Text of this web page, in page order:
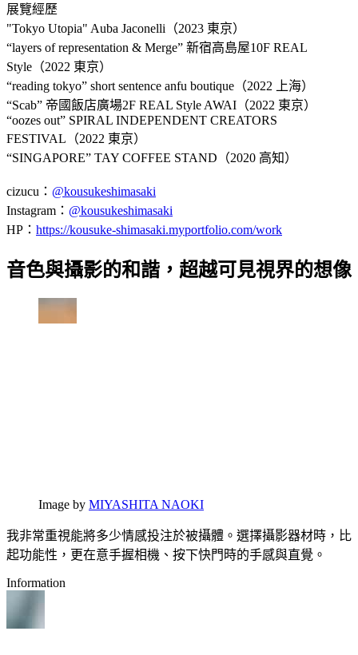
展覽經歷
"Tokyo Utopia" Auba Jaconelli（2023 東京）
“layers of representation & Merge” 新宿高島屋10F REAL
Style（2022 東京）
“reading tokyo” short sentence anfu boutique（2022 上海）
“Scab” 帝國飯店廣場2F REAL Style AWAI（2022 東京）
“oozes out” SPIRAL INDEPENDENT CREATORS
FESTIVAL（2022 東京）
“SINGAPORE” TAY COFFEE STAND（2020 高知）
cizucu： @kousukeshimasaki
Instagram： @kousukeshimasaki
HP： https://kousuke-shimasaki.myportfolio.com/work
音色與攝影的和諧，超越可見視界的想像
Image by MIYASHITA NAOKI
我非常重視能將多少情感投注於被攝體。選擇攝影器材時，比
起功能性，更在意手握相機、按下快門時的手感與直覺。
Information